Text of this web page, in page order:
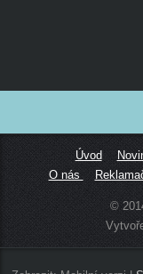
Úvod
O nás
©